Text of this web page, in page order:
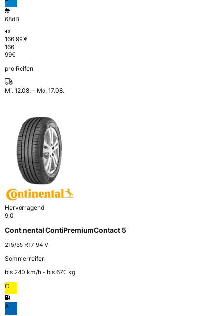
68dB
166,99 €
166
99€
pro Reifen
Mi. 12.08. - Mo. 17.08.
Hervorragend
9,0
Continental ContiPremiumContact 5
215/55 R17 94 V
Sommerreifen
bis 240 km⁠/⁠h - bis 670 kg
C
A